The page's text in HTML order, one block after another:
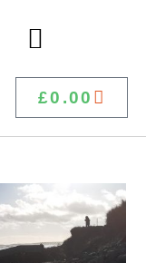
£0.00